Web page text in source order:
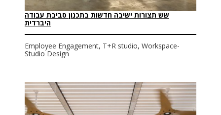
Employee Engagement, T+R studio, Workspace-
Studio Design
שש תצורות ישיבה חדשות בתכנון סביבת עבודה
היברדית